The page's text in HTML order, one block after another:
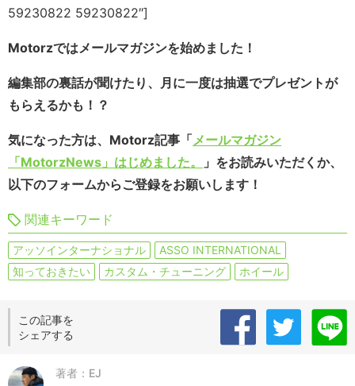
59230822 59230822″]
Motorzではメールマガジンを始めました！
編集部の裏話が聞けたり、月に一度は抽選でプレゼントが
もらえるかも！？
気になった方は、Motorz記事「メールマガジン
「MotorzNews」はじめました。
」をお読みいただくか、
以下のフォームからご登録をお願いします！
関連キーワード
アッソインターナショナル
ASSO INTERNATIONAL
知っておきたい
カスタム・チューニング ホイール
この記事を
シェアする
著者：EJ